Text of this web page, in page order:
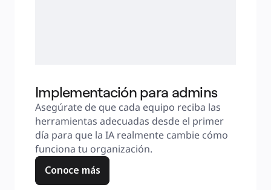
Implementación para admins
Asegúrate de que cada equipo reciba las
herramientas adecuadas desde el primer
día para que la IA realmente cambie cómo
funciona tu organización.
Conoce más